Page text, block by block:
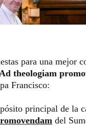
para una mejor
theologiam
Francisco:
principal de la
del